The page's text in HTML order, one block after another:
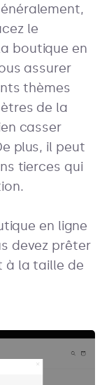
le
boutique en
assurer
thèmes
de la
casser
plus, il peut
tierces qui
en ligne
devez prêter
à la taille de